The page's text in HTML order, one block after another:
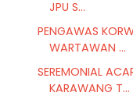
JPU S...
PENGAWAS
WARTAWAN ...
SEREMONIAL
KARAWANG T...